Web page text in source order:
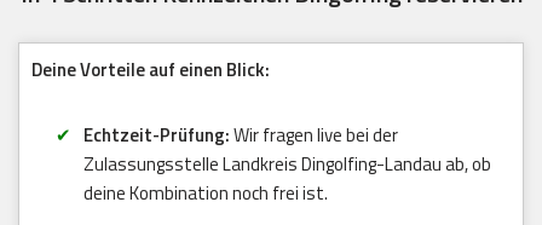
Deine Vorteile auf einen Blick:
Echtzeit-Prüfung:Wir fragen live bei der
Zulassungsstelle Landkreis Dingolfing-Landau ab, ob
deine Kombination noch frei ist.